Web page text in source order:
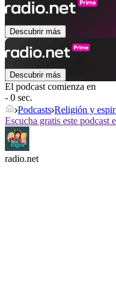
Descubrir más
Descubrir más
El podcast comienza en
- 0 sec.
Podcasts Religión y
Escucha gratis este podcast
radio.net